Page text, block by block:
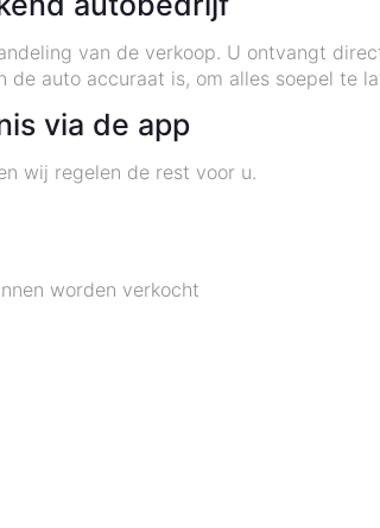
van de verkoop. U ontvangt
auto accuraat is, om alles soepel te
via de app
wij regelen de rest voor u.
worden verkocht